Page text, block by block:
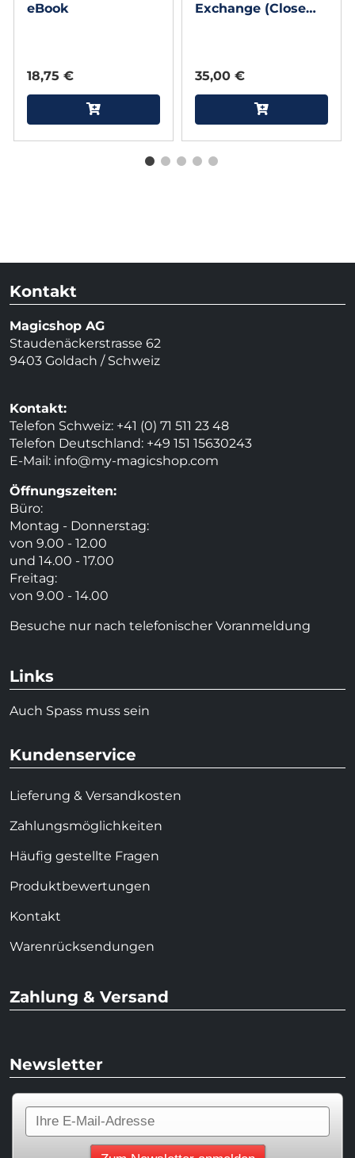
eBook
18,75 €
Exchange (Close
35,00 €
Kontakt
Magicshop AG
Staudenäckerstrasse 62
9403 Goldach / Schweiz
Kontakt:
Telefon Schweiz: +41 (0) 71 511 23 48
Telefon Deutschland: +49 151 15630243
E-Mail: info@my-magicshop.com
Öffnungszeiten:
Büro:
Montag - Donnerstag:
von 9.00 - 12.00
und 14.00 - 17.00
Freitag:
von 9.00 - 14.00
Besuche nur nach telefonischer Voranmeldung
Links
Auch Spass muss sein
Kundenservice
Lieferung & Versandkosten
Zahlungsmöglichkeiten
Häufig gestellte Fragen
Produktbewertungen
Kontakt
Warenrücksendungen
Zahlung & Versand
Newsletter